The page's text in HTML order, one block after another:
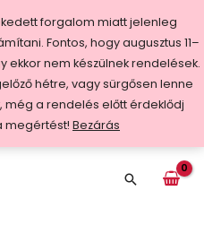
forgalom miatt jelenleg
Fontos, hogy augusztus 11–
ekkor nem készülnek rendelések.
hétre, vagy sürgősen lenne
még a rendelés előtt érdeklődj
megértést! Bezárás
Search